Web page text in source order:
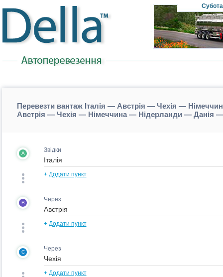
Субота
Перевезти вантаж Італія — Австрія — Чехія —
Австрія — Чехія — Німеччина — Нідерланди — Данія
A Звідки
+ Додати пункт
B Через
+ Додати пункт
C Через
+ Додати пункт